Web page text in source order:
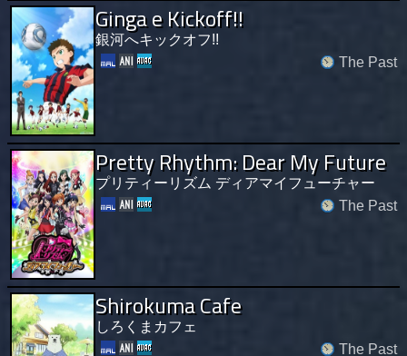
Ginga e Kickoff!!
銀河へキックオフ!!
The Past
Pretty Rhythm: Dear My Future
プリティーリズム ディアマイフューチャー
The Past
Shirokuma Cafe
しろくまカフェ
The Past